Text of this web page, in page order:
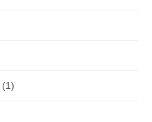
(1)